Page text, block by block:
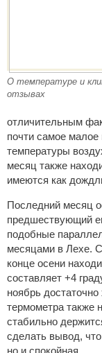
О температуре и
отзывах
отличительным
почти самое
температуры
месяц также
имеются как
Последний месяц
предшествующий
подобные
месяцами в Лехе.
конце осени
составляет +4
ноябрь
термометра также
стабильно
сделать вывод,
но и спокойная.